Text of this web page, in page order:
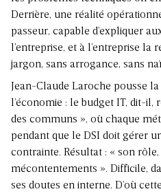
Derrière, une réalité
passeur, capable d’expliquer
l’entreprise, et à l’entreprise la
jargon, sans arrogance, sans
Jean-Claude Laroche pousse
l’économie : le budget IT, dit-il,
des communs », où chaque
pendant que le DSI doit gérer
contrainte. Résultat : « son rôle,
mécontentements ». Difficile,
ses doutes en interne. D’où